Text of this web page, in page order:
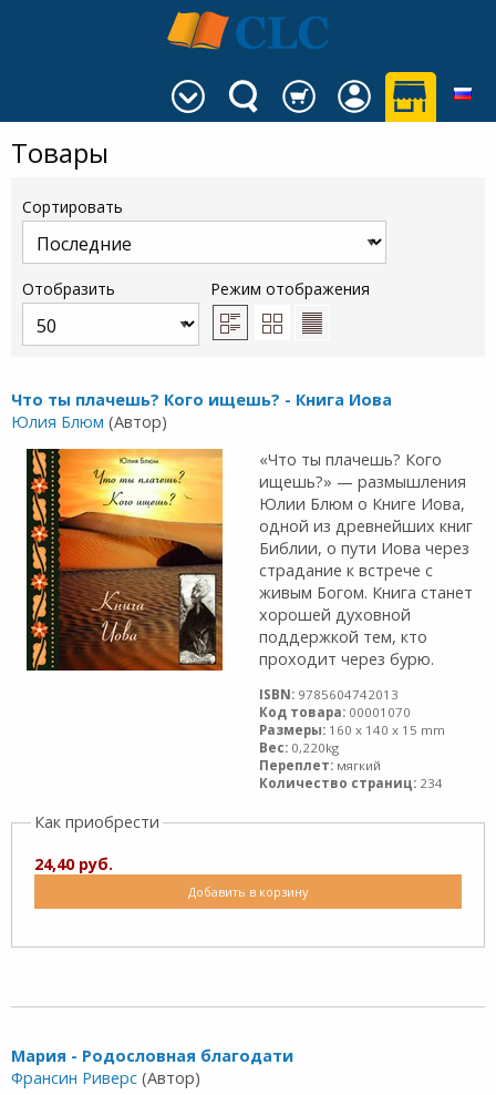
Товары
Сортировать
Отобразить Режим отображения
Что ты плачешь? Кого ищешь? - Книга Иова
Юлия Блюм (Автор)
«Что ты плачешь? Кого
ищешь?» — размышления
Юлии Блюм о Книге Иова,
одной из древнейших книг
Библии, о пути Иова через
страдание к встрече с
живым Богом. Книга станет
хорошей духовной
поддержкой тем, кто
проходит через бурю.
ISBN: 9785604742013
Код товара: 00001070
Размеры: 160 x 140 x 15 mm
Вес: 0,220kg
Переплет: мягкий
Количество страниц: 234
Как приобрести
24,40 руб.
Добавить в корзину
Мария - Родословная благодати
Франсин Риверс (Автор)